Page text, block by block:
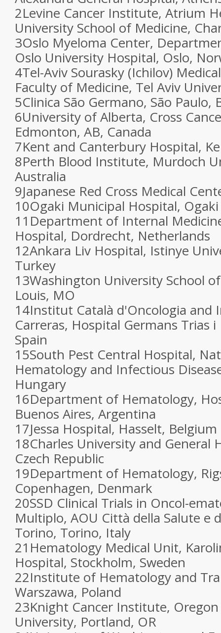
2Levine Cancer Institute, Atrium
University School of Medicine,
3Oslo Myeloma Center,
Oslo University Hospital, Oslo,
4Tel-Aviv Sourasky (Ichilov)
Faculty of Medicine, Tel Aviv
5Clinica São Germano, São Paulo,
6University of Alberta, Cross
Edmonton, AB, Canada
7Kent and Canterbury Hospital,
8Perth Blood Institute, Murdoch
Australia
9Japanese Red Cross Medical
10Ogaki Municipal Hospital, Ogaki
11 Department of Internal
Hospital, Dordrecht, Netherlands
12Ankara Liv Hospital, Istinye
Turkey
13Washington University School
Louis, MO
14Institut Català d'Oncologia and
Carreras, Hospital Germans Trias
Spain
15South Pest Central Hospital,
Hematology and Infectious
Hungary
16Department of Hematology,
Buenos Aires, Argentina
17Jessa Hospital, Hasselt, Belgium
18Charles University and General
Czech Republic
19Department of Hematology,
Copenhagen, Denmark
20SSD Clinical Trials in Oncol-
Multiplo, AOU Città della Salute e
Torino, Torino, Italy
21 Hematology Medical Unit,
Hospital, Stockholm, Sweden
22Institute of Hematology and
Warszawa, Poland
23Knight Cancer Institute,
University, Portland, OR